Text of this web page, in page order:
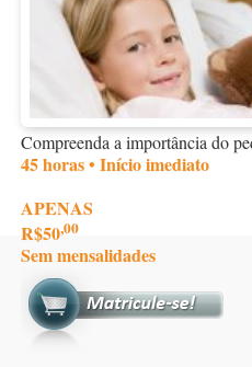
Compreenda a importância do
45 horas • Início imediato
APENAS
R$50,00
Sem mensalidades